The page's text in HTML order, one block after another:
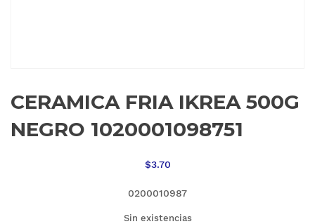
CERAMICA FRIA IKREA 500G
NEGRO 1020001098751
$3.70
0200010987
Sin existencias